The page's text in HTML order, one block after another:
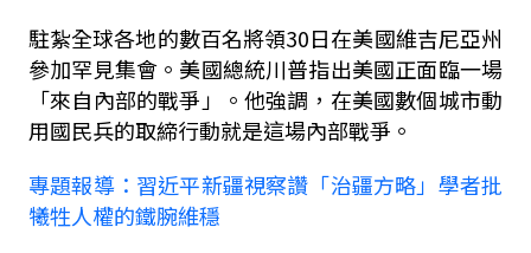
駐紮全球各地的數百名將領30日在美國維吉尼亞州
參加罕見集會。美國總統川普指出美國正面臨一場
「來自內部的戰爭」。他強調，在美國數個城市動
用國民兵的取締行動就是這場內部戰爭。
專題報導：習近平新疆視察讚「治疆方略」學者批
犧牲人權的鐵腕維穩